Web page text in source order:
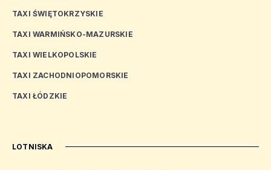
TAXI ŚWIĘTOKRZYSKIE
TAXI WARMIŃSKO-MAZURSKIE
TAXI WIELKOPOLSKIE
TAXI ZACHODNIOPOMORSKIE
TAXI ŁÓDZKIE
LOTNISKA